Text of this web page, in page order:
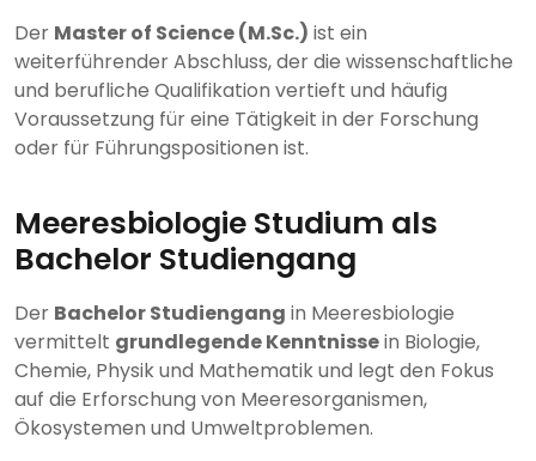
Der Master of Science (M.Sc.) ist ein
weiterführender Abschluss, der die wissenschaftliche
und berufliche Qualifikation vertieft und häufig
Voraussetzung für eine Tätigkeit in der Forschung
oder für Führungspositionen ist.
Meeresbiologie Studium als
Bachelor Studiengang
Der Bachelor Studiengang in Meeresbiologie
vermittelt grundlegende Kenntnissein Biologie,
Chemie, Physik und Mathematik und legt den Fokus
auf die Erforschung von Meeresorganismen,
Ökosystemen und Umweltproblemen.